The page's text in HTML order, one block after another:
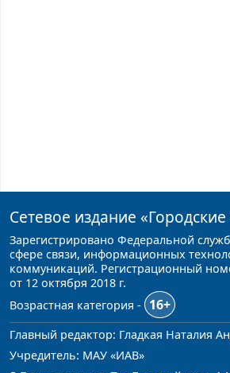
Сетевое издание «Городские
Зарегистрировано Федеральной
сфере связи, информационных
коммуникаций. Регистрационный
от 12 октября 2018 г.
Возрастная категория -
16+
Главный редактор: Гладкая Наталия
Учредитель: МАУ «ИАВ»